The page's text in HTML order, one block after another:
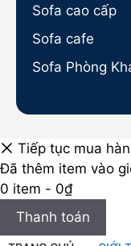
Sofa cao cấp
Sofa cafe
Sofa Phòng
Tiếp tục mua
Đã thêm item vào
0 item - 0₫
Thanh toán